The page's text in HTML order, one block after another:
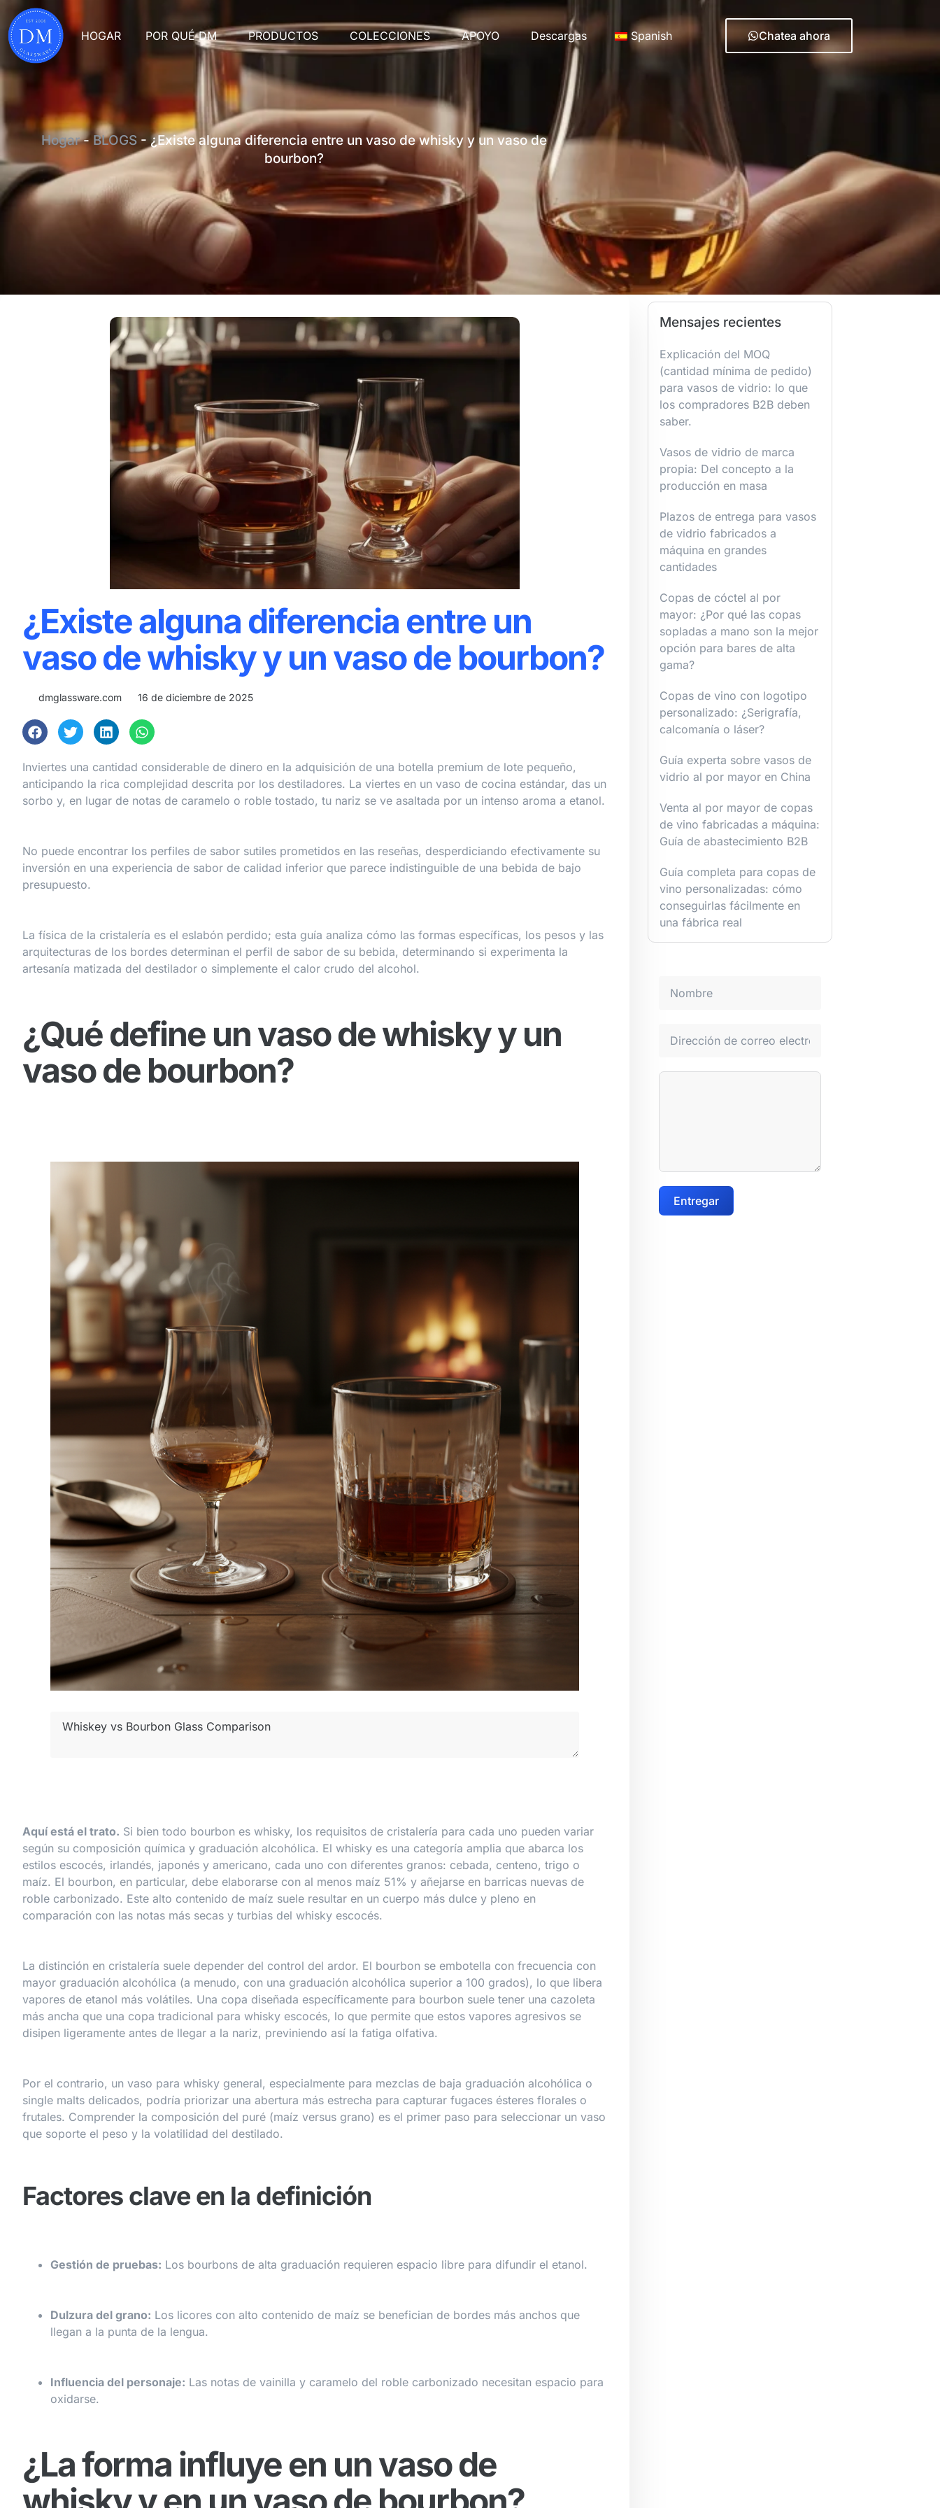
HOGAR POR QUÉ DM PRODUCTOS COLECCIONES APOYO Descargas Spanish Chatea ahora
Hogar-BLOGS- ¿Existe alguna diferencia entre un vaso de whisky y un vaso de
bourbon?
¿Existe alguna diferencia entre un
vaso de whisky y un vaso de bourbon?
dmglassware.com 16 de diciembre de 2025
Inviertes una cantidad considerable de dinero en la adquisición de una botella premium de lote pequeño,
anticipando la rica complejidad descrita por los destiladores. La viertes en un vaso de cocina estándar, das un
sorbo y, en lugar de notas de caramelo o roble tostado, tu nariz se ve asaltada por un intenso aroma a etanol.
No puede encontrar los perfiles de sabor sutiles prometidos en las reseñas, desperdiciando efectivamente su
inversión en una experiencia de sabor de calidad inferior que parece indistinguible de una bebida de bajo
presupuesto.
La física de la cristalería es el eslabón perdido; esta guía analiza cómo las formas específicas, los pesos y las
arquitecturas de los bordes determinan el perfil de sabor de su bebida, determinando si experimenta la
artesanía matizada del destilador o simplemente el calor crudo del alcohol.
¿Qué define un vaso de whisky y un
vaso de bourbon?
Aquí está el trato. Si bien todo bourbon es whisky, los requisitos de cristalería para cada uno pueden variar
según su composición química y graduación alcohólica. El whisky es una categoría amplia que abarca los
estilos escocés, irlandés, japonés y americano, cada uno con diferentes granos: cebada, centeno, trigo o
maíz. El bourbon, en particular, debe elaborarse con al menos maíz 51% y añejarse en barricas nuevas de
roble carbonizado. Este alto contenido de maíz suele resultar en un cuerpo más dulce y pleno en
comparación con las notas más secas y turbias del whisky escocés.
La distinción en cristalería suele depender del control del ardor. El bourbon se embotella con frecuencia con
mayor graduación alcohólica (a menudo, con una graduación alcohólica superior a 100 grados), lo que libera
vapores de etanol más volátiles. Una copa diseñada específicamente para bourbon suele tener una cazoleta
más ancha que una copa tradicional para whisky escocés, lo que permite que estos vapores agresivos se
disipen ligeramente antes de llegar a la nariz, previniendo así la fatiga olfativa.
Por el contrario, un vaso para whisky general, especialmente para mezclas de baja graduación alcohólica o
single malts delicados, podría priorizar una abertura más estrecha para capturar fugaces ésteres florales o
frutales. Comprender la composición del puré (maíz versus grano) es el primer paso para seleccionar un vaso
que soporte el peso y la volatilidad del destilado.
Factores clave en la definición
Gestión de pruebas: Los bourbons de alta graduación requieren espacio libre para difundir el etanol.
Dulzura del grano: Los licores con alto contenido de maíz se benefician de bordes más anchos que
llegan a la punta de la lengua.
Influencia del personaje: Las notas de vainilla y caramelo del roble carbonizado necesitan espacio para
oxidarse.
¿La forma influye en un vaso de
Mensajes recientes
Explicación del MOQ
(cantidad mínima de pedido)
para vasos de vidrio: lo que
los compradores B2B deben
saber.
Vasos de vidrio de marca
propia: Del concepto a la
producción en masa
Plazos de entrega para vasos
de vidrio fabricados a
máquina en grandes
cantidades
Copas de cóctel al por
mayor: ¿Por qué las copas
sopladas a mano son la mejor
opción para bares de alta
gama?
Copas de vino con logotipo
personalizado: ¿Serigrafía,
calcomanía o láser?
Guía experta sobre vasos de
vidrio al por mayor en China
Venta al por mayor de copas
de vino fabricadas a máquina:
Guía de abastecimiento B2B
Guía completa para copas de
vino personalizadas: cómo
conseguirlas fácilmente en
una fábrica real
Entregar